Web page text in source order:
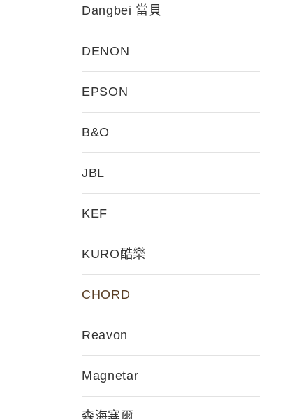
Dangbei 當貝
DENON
EPSON
B&O
JBL
KEF
KURO酷樂
CHORD
Reavon
Magnetar
森海塞爾